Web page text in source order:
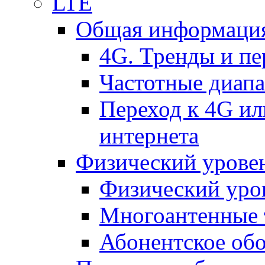
Общая
4G. Тренды и
Частотные
Переход к 4G
интернета
Физический
Физический
Многоантенные
Абонентское